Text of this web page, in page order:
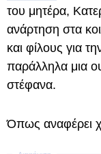
του μητέρα,
ανάρτηση στα
και φίλους για
παράλληλα μια
στέφανα.
Όπως αναφέρει